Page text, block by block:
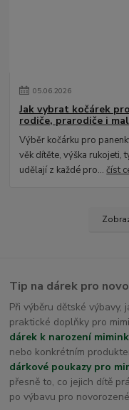
05.06.2026
Jak vybrat kočárek
rodiče, prarodiče i
Výběr kočárku pro
věk dítěte, výška rukojeti,
udělají z každé pro...číst
Tip na dárek pro
Při výběru dětské výbavy,
praktické doplňky pro
dárek k narození
nebo konkrétním
dárkové poukazy pro
přesně to, co jejich dítě
po výbavu pro